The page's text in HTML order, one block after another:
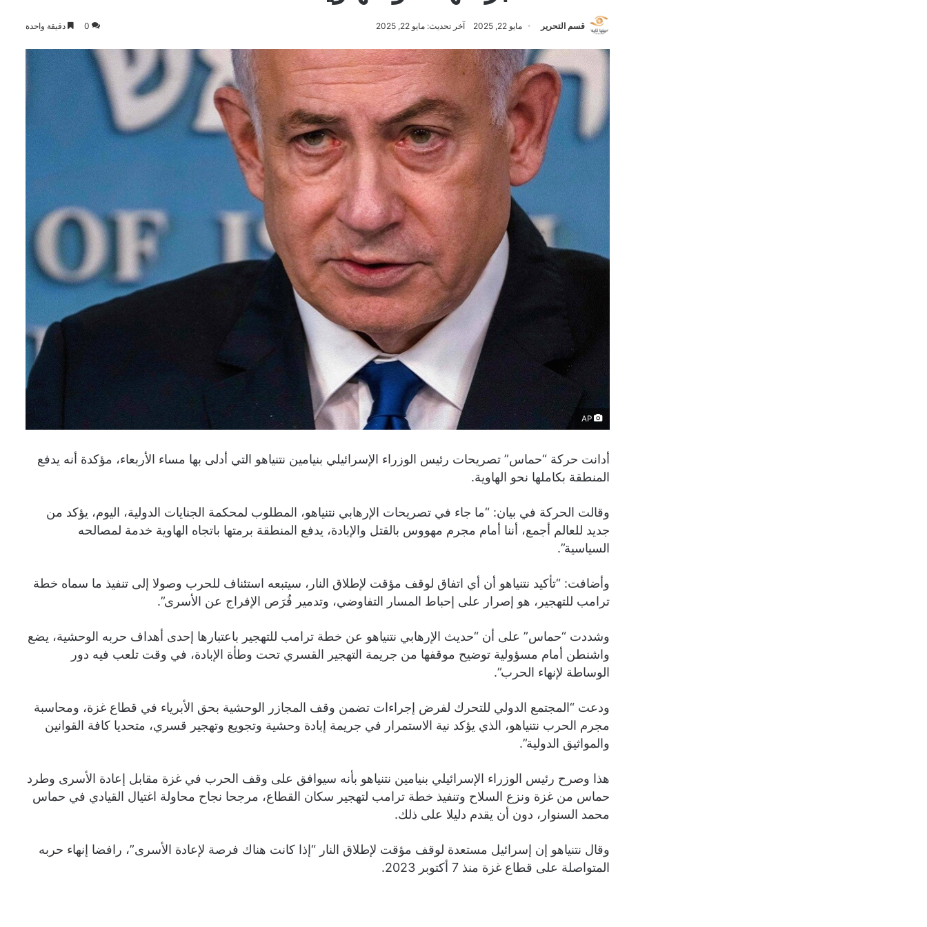
قسم التحرير مايو 22, 2025 آخر تحديث: مايو 22, 2025 0 دقيقة واحدة
AP
أدانت حركة “حماس” تصريحات رئيس الوزراء الإسرائيلي بنيامين نتنياهو التي أدلى بها مساء الأربعاء، مؤكدة أنه يدفع
المنطقة بكاملها نحو الهاوية.
وقالت الحركة في بيان: “ما جاء في تصريحات الإرهابي نتنياهو، المطلوب لمحكمة الجنايات الدولية، اليوم، يؤكد من
جديد للعالم أجمع، أننا أمام مجرم مهووس بالقتل والإبادة، يدفع المنطقة برمتها باتجاه الهاوية خدمة لمصالحه
السياسية”.
وأضافت: “تأكيد نتنياهو أن أي اتفاق لوقف مؤقت لإطلاق النار، سيتبعه استئناف للحرب وصولا إلى تنفيذ ما سماه خطة
ترامب للتهجير، هو إصرار على إحباط المسار التفاوضي، وتدمير فُرَص الإفراج عن الأسرى”.
وشددت “حماس” على أن “حديث الإرهابي نتنياهو عن خطة ترامب للتهجير باعتبارها إحدى أهداف حربه الوحشية، يضع
واشنطن أمام مسؤولية توضيح موقفها من جريمة التهجير القسري تحت وطأة الإبادة، في وقت تلعب فيه دور
الوساطة لإنهاء الحرب”.
ودعت “المجتمع الدولي للتحرك لفرض إجراءات تضمن وقف المجازر الوحشية بحق الأبرياء في قطاع غزة، ومحاسبة
مجرم الحرب نتنياهو، الذي يؤكد نية الاستمرار في جريمة إبادة وحشية وتجويع وتهجير قسري، متحديا كافة القوانين
والمواثيق الدولية”.
هذا وصرح رئيس الوزراء الإسرائيلي بنيامين نتنياهو بأنه سيوافق على وقف الحرب في غزة مقابل إعادة الأسرى وطرد
حماس من غزة ونزع السلاح وتنفيذ خطة ترامب لتهجير سكان القطاع، مرجحا نجاح محاولة اغتيال القيادي في حماس
محمد السنوار، دون أن يقدم دليلا على ذلك.
وقال نتنياهو إن إسرائيل مستعدة لوقف مؤقت لإطلاق النار “إذا كانت هناك فرصة لإعادة الأسرى”، رافضا إنهاء حربه
المتواصلة على قطاع غزة منذ 7 أكتوبر 2023.